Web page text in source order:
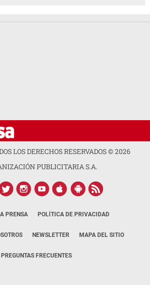
LOS DERECHOS RESERVADOS ©2026
PUBLICITARIA S.A.
PRENSA POLÍTICA DE PRIVACIDAD
NEWSLETTER MAPA DEL SITIO
PREGUNTAS FRECUENTES